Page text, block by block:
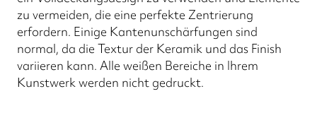
zu vermeiden, die eine perfekte Zentrierung
erfordern. Einige Kantenunschärfungen sind
normal, da die Textur der Keramik und das Finish
variieren kann. Alle weißen Bereiche in Ihrem
Kunstwerk werden nicht gedruckt.